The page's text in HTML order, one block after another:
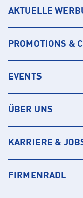
AKTUELLE
PROMOTIONS &
EVENTS
ÜBER UNS
KARRIERE &
FIRMENRADL